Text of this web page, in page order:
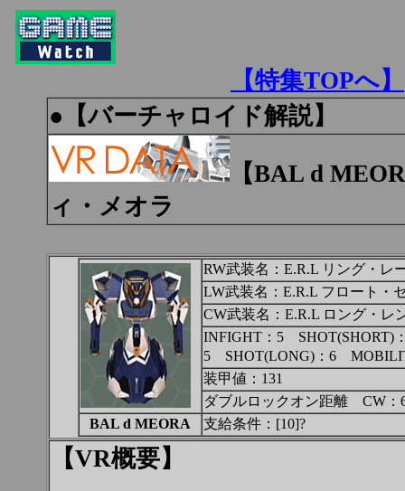
【特集TOPへ】
● 【バーチャロイド解説】
【BAL d
ィ・メオラ
RW武装名：E.R.L リング・レ
LW武装名：E.R.L フロート・
CW武装名：E.R.L ロング・レ
INFIGHT：5 SHOT(SHORT)
5 SHOT(LONG)：6
装甲値：131
ダブルロックオン距離 CW
BAL d MEORA
支給条件：[10]?
【VR概要】